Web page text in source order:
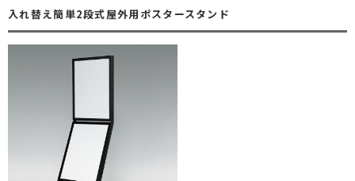
入れ替え簡単2段式屋外用ポスタースタンド